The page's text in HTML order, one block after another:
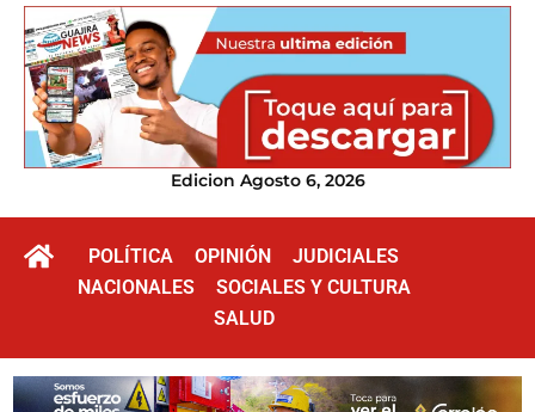
Edicion Agosto 6, 2026
POLÍTICA OPINIÓN
JUDICIALES
NACIONALES
SOCIALES Y CULTURA
SALUD